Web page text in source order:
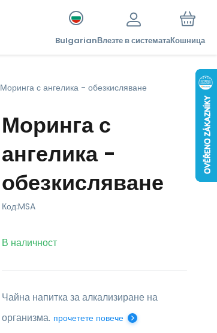
BulgarianВлезте в систематаКошница
Моринга с ангелика - обезкисляване
Моринга с
ангелика -
обезкисляване
Код:MSA
В наличност
Чайна напитка за алкализиране на
организма. прочетете повече